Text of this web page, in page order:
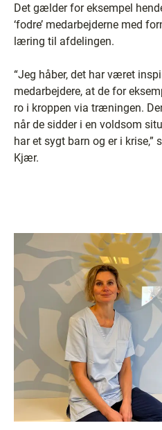
Det gælder for eksempel
‘fodre’ medarbejderne med
læring til afdelingen.
“Jeg håber, det har været
medarbejdere, at de for
ro i kroppen via træningen.
når de sidder i en voldsom
har et sygt barn og er i krise,”
Kjær.